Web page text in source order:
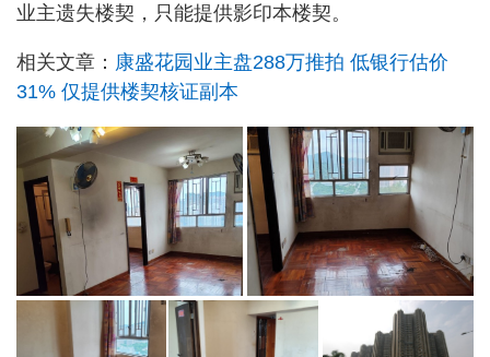
业主遗失楼契，只能提供影印本楼契。
相关文章： 康盛花园业主盘288万推拍 低银行估价
31% 仅提供楼契核证副本